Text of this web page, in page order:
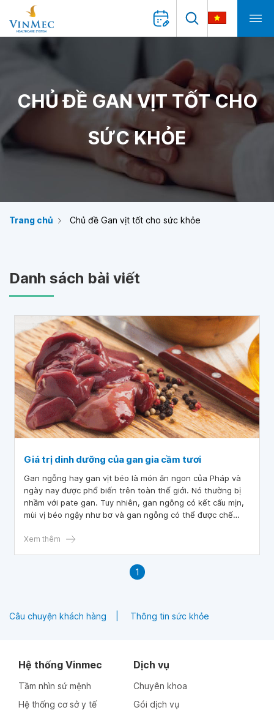
CHỦ ĐỀ GAN VỊT TỐT CHO
SỨC KHỎE
Trang chủ Chủ đề Gan vịt tốt cho sức khỏe
Danh sách bài viết
Giá trị dinh dưỡng của gan gia cầm tươi
Gan ngỗng hay gan vịt béo là món ăn ngon của Pháp và
ngày nay được phổ biến trên toàn thế giới. Nó thường bị
nhầm với pate gan. Tuy nhiên, gan ngỗng có kết cấu mịn,
mùi vị béo ngậy như bơ và gan ngỗng có thể được chế
thời chứa nhiều vitamin và khoáng chất, nhưng nó có giá
Xem thêm
1
Câu chuyện khách hàng Thông tin sức khỏe
Hệ thống Vinmec
Tầm nhìn sứ mệnh
Hệ thống cơ sở y tế
Dịch vụ
Chuyên khoa
Gói dịch vụ